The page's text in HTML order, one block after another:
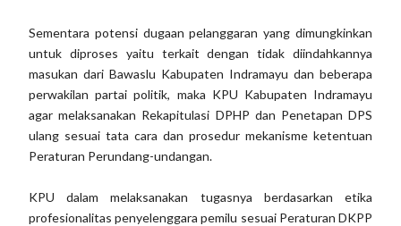
Sementara potensi dugaan pelanggaran yang dimungkinkan
untuk diproses yaitu terkait dengan tidak diindahkannya
masukan dari Bawaslu Kabupaten Indramayu dan beberapa
perwakilan partai politik, maka KPU Kabupaten Indramayu
agar melaksanakan Rekapitulasi DPHP dan Penetapan DPS
ulang sesuai tata cara dan prosedur mekanisme ketentuan
Peraturan Perundang-undangan.
KPU dalam melaksanakan tugasnya berdasarkan etika
profesionalitas penyelenggara pemilu sesuai Peraturan DKPP